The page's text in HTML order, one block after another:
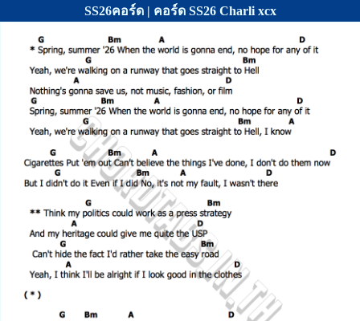
SS26คอร์ด | คอร์ด SS26 Charli xcx